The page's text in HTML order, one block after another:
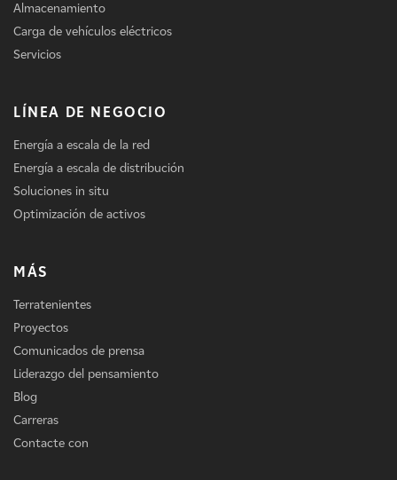
Almacenamiento
Carga de vehículos eléctricos
Servicios
LÍNEA DE NEGOCIO
Energía a escala de la red
Energía a escala de distribución
Soluciones in situ
Optimización de activos
MÁS
Terratenientes
Proyectos
Comunicados de prensa
Liderazgo del pensamiento
Blog
Carreras
Contacte con